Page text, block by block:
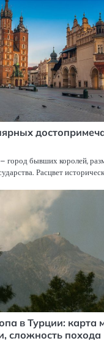
город бывших королей,
Расцвет
в Турции: карта
сложность похода